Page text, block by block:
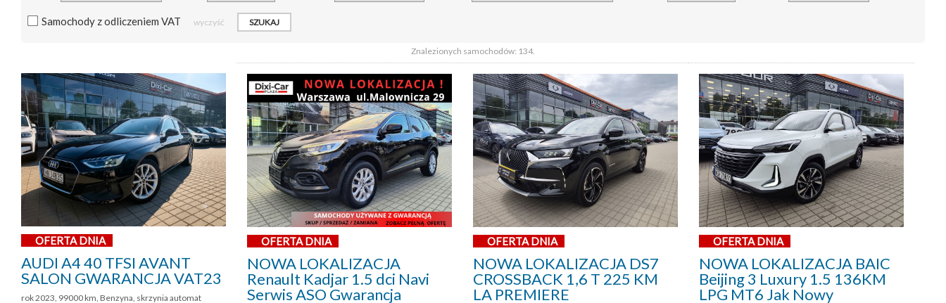
Samochody z odliczeniem VAT wyczyść
Znalezionych samochodów: 134.
OFERTA DNIA
AUDI A4 40 TFSI AVANT
SALON GWARANCJA VAT23
rok 2023, 99000 km, Benzyna, skrzynia automat
OFERTA DNIA
NOWA LOKALIZACJA
Renault Kadjar 1.5 dci Navi
Serwis ASO Gwarancja
OFERTA DNIA
NOWA LOKALIZACJA DS7
CROSSBACK 1,6 T 225 KM
LA PREMIERE
OFERTA DNIA
NOWA LOKALIZACJA BAIC
Beijing 3 Luxury 1.5 136KM
LPG MT6 Jak Nowy